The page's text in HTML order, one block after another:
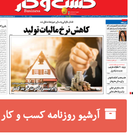
آرشیو روزنامه کسب و کار